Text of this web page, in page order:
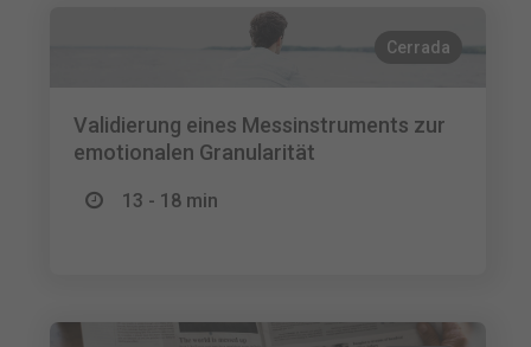
Cerrada
Validierung eines Messinstruments zur
emotionalen Granularität
13 - 18 min